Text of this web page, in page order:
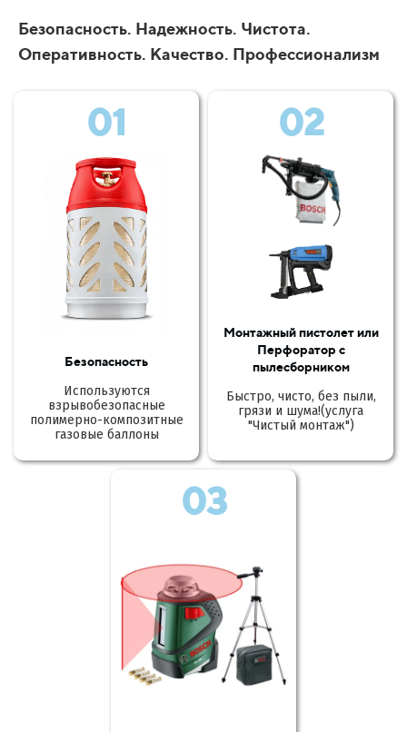
Безопасность. Надежность. Чистота.
Оперативность. Качество. Профессионализм
01
Безопасность
Используются
взрывобезопасные
полимерно-композитные
газовые баллоны
02
Монтажный пистолет или
Перфоратор с
пылесборником
Быстро, чисто, без пыли,
грязи и шума!(услуга
"Чистый монтаж")
03